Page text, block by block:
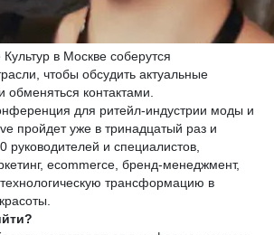
в Москве соберутся
чтобы обсудить актуальные
контактами.
для ритейл-индустрии моды и
пройдет уже в тринадцатый раз и
руководителей и специалистов,
ecommerce, бренд-менеджмент,
трансформацию в